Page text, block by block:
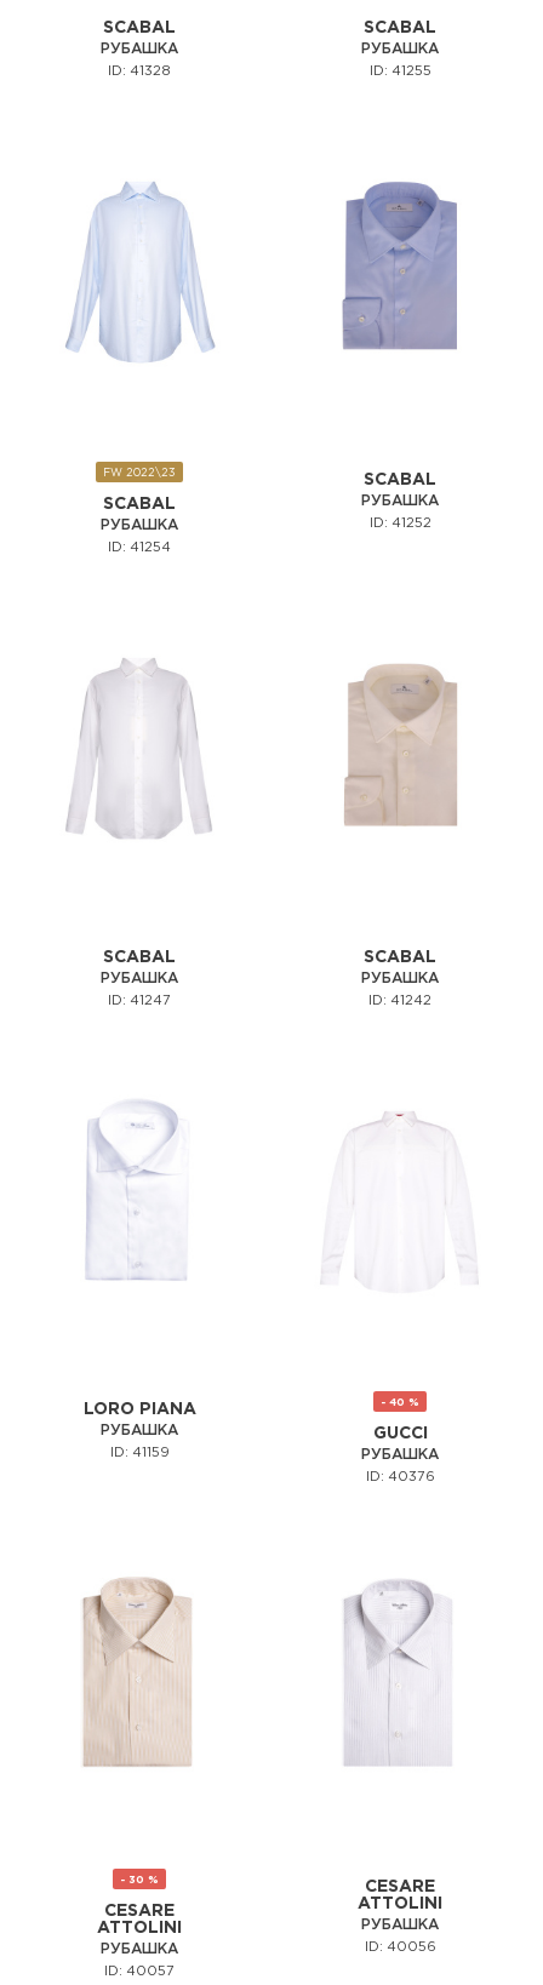
SCABAL
РУБАШКА
ID: 41328
SCABAL
РУБАШКА
ID: 41255
FW 2022\23
SCABAL
РУБАШКА
ID: 41254
SCABAL
РУБАШКА
ID: 41252
SCABAL
РУБАШКА
ID: 41247
SCABAL
РУБАШКА
ID: 41242
LORO PIANA
РУБАШКА
ID: 41159
- 40 %
GUCCI
РУБАШКА
ID: 40376
- 30 %
CESARE
ATTOLINI
РУБАШКА
ID: 40057
CESARE
ATTOLINI
РУБАШКА
ID: 40056